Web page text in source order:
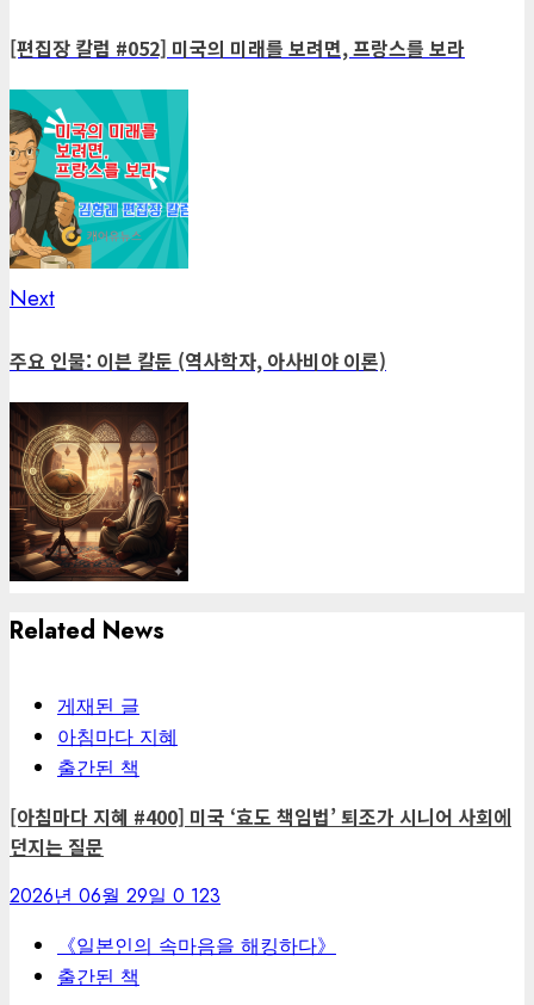
navigation
[편집장 칼럼 #052] 미국의 미래를 보려면, 프랑스를 보라
NextNext
주요 인물: 이븐 칼둔 (역사학자, 아사비야 이론)
Related News
게재된 글
아침마다 지혜
출간된 책
[아침마다 지혜 #400] 미국 ‘효도 책임법’ 퇴조가 시니어 사회에
던지는 질문
2026년 06월 29일 0 123
《일본인의 속마음을 해킹하다》
출간된 책